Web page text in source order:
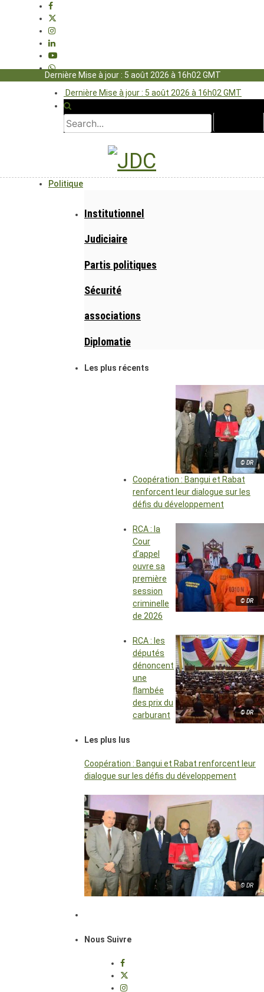
Dernière Mise à jour : 5 août 2026 à 16h02 GMT
Dernière Mise à jour : 5 août 2026 à 16h02 GMT
Politique
Institutionnel
Judiciaire
Partis politiques
Sécurité
associations
Diplomatie
Les plus récents
© DR
Coopération : Bangui et Rabat
renforcent leur dialogue sur les
défis du développement
© DR
RCA : la
Cour
d’appel
ouvre sa
première
session
criminelle
de 2026
© DR
RCA : les
députés
dénoncent
une
flambée
des prix du
carburant
Les plus lus
Coopération : Bangui et Rabat renforcent leur
dialogue sur les défis du développement
© DR
Nous Suivre